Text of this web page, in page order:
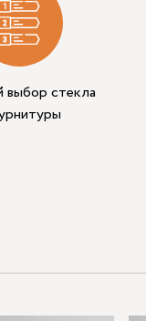
стекла